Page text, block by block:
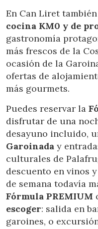
En Can Liret
cocina KM0 y de
gastronomía
más frescos de la
ocasión de la
ofertas de
más gourmets.
Puedes reservar la
disfrutar de una
desayuno incluido,
Garoinada y
culturales de
descuento en vinos
de semana todavía
Fórmula PREMIUM
escoger: salida en
garoines, o
información con la
Si continua navegando,
instalación de las
de configurar su
impedir que sean
deberá tener en cuenta
dificultades de
Analíticas y
comportamiento de los
información recogida
utiliza en la medición de
elaboración de perfiles
el fin de introducir
datos de uso que hacen
guardar la información
mejorar la calidad de
mejor experiencia a
Marketing y
Estas cookies son
sobre las preferencias y